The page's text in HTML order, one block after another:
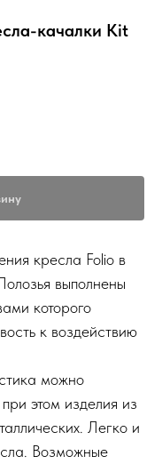
качалки Kit
кресла Folio в
выполнены
которого
к воздействию
можно
этом изделия из
Легко и
Возможные